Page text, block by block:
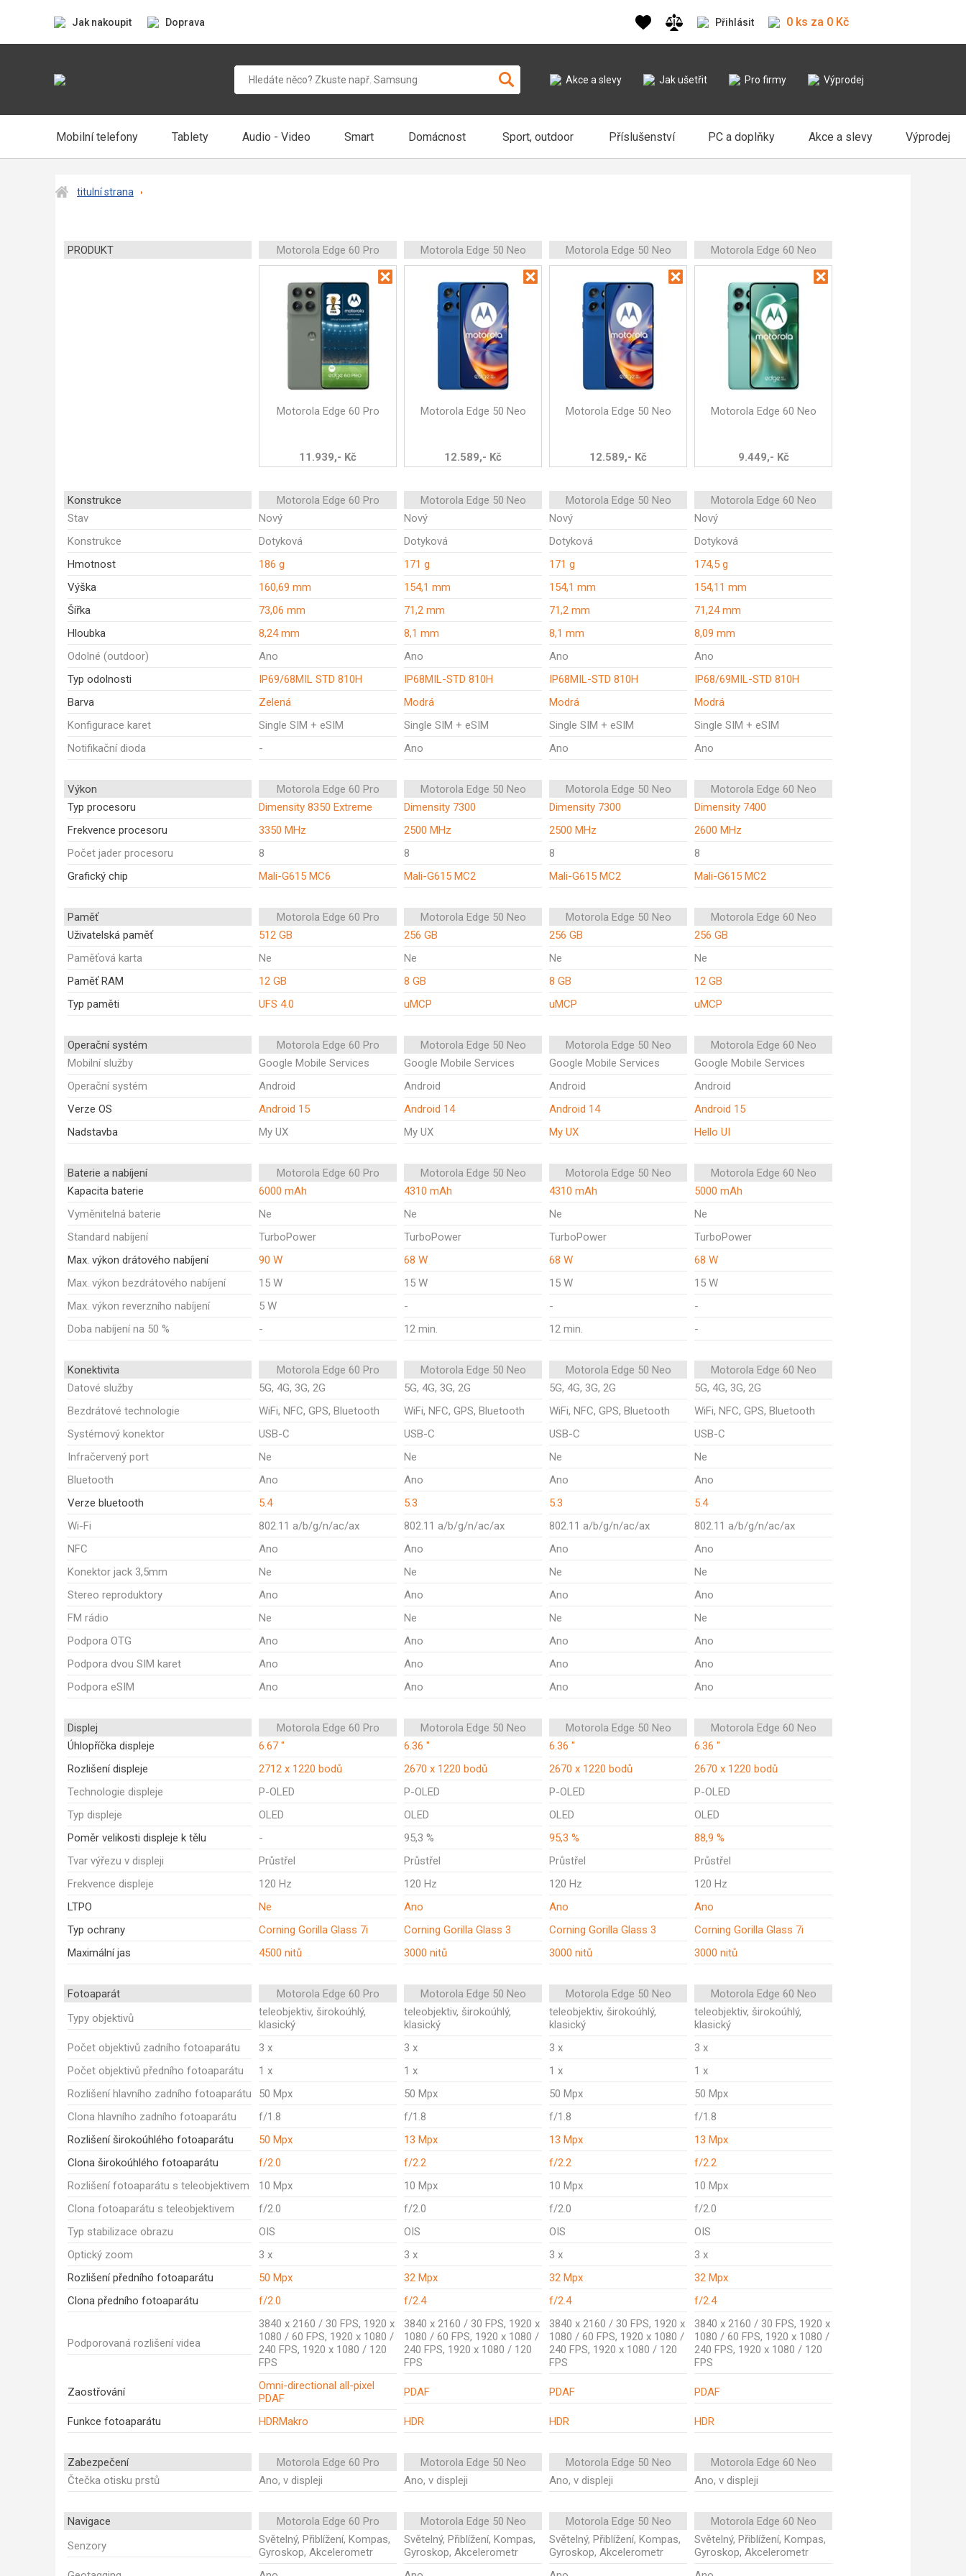
Jak nakoupit Doprava Přihlásit 0 ks za 0 Kč
Akce a slevy Jak ušetřit Pro firmy Výprodej
Mobilní telefony Tablety Audio - Video Smart Domácnost Sport, outdoor Příslušenství PC a doplňky Akce a slevy Výprodej
titulní strana
PRODUKT Motorola Edge 60 Pro Motorola Edge 50 Neo Motorola Edge 50 Neo Motorola Edge 60 Neo
Motorola Edge 60 Pro
11.939,- Kč
Motorola Edge 50 Neo
12.589,- Kč
Motorola Edge 50 Neo
12.589,- Kč
Motorola Edge 60 Neo
9.449,- Kč
Konstrukce Motorola Edge 60 Pro Motorola Edge 50 Neo Motorola Edge 50 Neo
Motorola Edge 60 Neo
Stav
Nový Nový Nový
Nový
Konstrukce
Dotyková Dotyková Dotyková
Dotyková
Hmotnost
186 g 171 g 171 g
174,5 g
Výška
160,69 mm 154,1 mm 154,1 mm
154,11 mm
Šířka
73,06 mm 71,2 mm 71,2 mm
71,24 mm
Hloubka
8,24 mm 8,1 mm 8,1 mm
8,09 mm
Odolné (outdoor)
Ano Ano Ano
Ano
Typ odolnosti
IP69/68MIL STD 810H IP68MIL-STD 810H IP68MIL-STD 810H
IP68/69MIL-STD 810H
Barva
Zelená Modrá Modrá
Modrá
Konfigurace karet
Single SIM + eSIM Single SIM + eSIM Single SIM + eSIM
Single SIM + eSIM
Notifikační dioda
- Ano Ano Ano
Výkon Motorola Edge 60 Pro Motorola Edge 50 Neo Motorola Edge 50 Neo
Motorola Edge 60 Neo
Typ procesoru
Dimensity 8350 Extreme Dimensity 7300 Dimensity 7300
Dimensity 7400
Frekvence procesoru
3350 MHz 2500 MHz 2500 MHz
2600 MHz
Počet jader procesoru
8 8 8
8
Grafický chip
Mali-G615 MC6 Mali-G615 MC2 Mali-G615 MC2 Mali-G615 MC2
Paměť Motorola Edge 60 Pro Motorola Edge 50 Neo Motorola Edge 50 Neo
Motorola Edge 60 Neo
Uživatelská paměť
512 GB 256 GB 256 GB
256 GB
Paměťová karta
Ne Ne Ne
Ne
Paměť RAM
12 GB 8 GB 8 GB
12 GB
Typ paměti
UFS 4.0 uMCP uMCP uMCP
Operační systém Motorola Edge 60 Pro Motorola Edge 50 Neo Motorola Edge 50 Neo
Motorola Edge 60 Neo
Mobilní služby
Google Mobile Services Google Mobile Services Google Mobile Services
Google Mobile Services
Operační systém
Android Android Android
Android
Verze OS
Android 15 Android 14 Android 14
Android 15
Nadstavba
My UX My UX My UX Hello UI
Baterie a nabíjení Motorola Edge 60 Pro Motorola Edge 50 Neo Motorola Edge 50 Neo
Motorola Edge 60 Neo
Kapacita baterie
6000 mAh 4310 mAh 4310 mAh
5000 mAh
Vyměnitelná baterie
Ne Ne Ne
Ne
Standard nabíjení
TurboPower TurboPower TurboPower
TurboPower
Max. výkon drátového nabíjení
90 W 68 W 68 W
68 W
Max. výkon bezdrátového nabíjení
15 W 15 W 15 W
15 W
Max. výkon reverzního nabíjení
5 W - -
-
Doba nabíjení na 50 %
- 12 min. 12 min. -
Konektivita Motorola Edge 60 Pro Motorola Edge 50 Neo Motorola Edge 50 Neo
Motorola Edge 60 Neo
Datové služby
5G, 4G, 3G, 2G 5G, 4G, 3G, 2G 5G, 4G, 3G, 2G
5G, 4G, 3G, 2G
Bezdrátové technologie
WiFi, NFC, GPS, Bluetooth WiFi, NFC, GPS, Bluetooth WiFi, NFC, GPS, Bluetooth
WiFi, NFC, GPS, Bluetooth
Systémový konektor
USB-C USB-C USB-C
USB-C
Infračervený port
Ne Ne Ne
Ne
Bluetooth
Ano Ano Ano
Ano
Verze bluetooth
5.4 5.3 5.3
5.4
Wi-Fi
802.11 a/b/g/n/ac/ax 802.11 a/b/g/n/ac/ax 802.11 a/b/g/n/ac/ax
802.11 a/b/g/n/ac/ax
NFC
Ano Ano Ano
Ano
Konektor jack 3,5mm
Ne Ne Ne
Ne
Stereo reproduktory
Ano Ano Ano
Ano
FM rádio
Ne Ne Ne
Ne
Podpora OTG
Ano Ano Ano
Ano
Podpora dvou SIM karet
Ano Ano Ano
Ano
Podpora eSIM
Ano Ano Ano Ano
Displej Motorola Edge 60 Pro Motorola Edge 50 Neo Motorola Edge 50 Neo
Motorola Edge 60 Neo
Úhlopříčka displeje
6.67 " 6.36 " 6.36 "
6.36 "
Rozlišení displeje
2712 x 1220 bodů 2670 x 1220 bodů 2670 x 1220 bodů
2670 x 1220 bodů
Technologie displeje
P-OLED P-OLED P-OLED
P-OLED
Typ displeje
OLED OLED OLED
OLED
Poměr velikosti displeje k tělu
- 95,3 % 95,3 %
88,9 %
Tvar výřezu v displeji
Průstřel Průstřel Průstřel
Průstřel
Frekvence displeje
120 Hz 120 Hz 120 Hz
120 Hz
LTPO
Ne Ano Ano
Ano
Typ ochrany
Corning Gorilla Glass 7i Corning Gorilla Glass 3 Corning Gorilla Glass 3
Corning Gorilla Glass 7i
Maximální jas
4500 nitů 3000 nitů 3000 nitů 3000 nitů
Fotoaparát Motorola Edge 60 Pro Motorola Edge 50 Neo Motorola Edge 50 Neo
Motorola Edge 60 Neo
Typy objektivů
teleobjektiv, širokoúhlý,
klasický
teleobjektiv, širokoúhlý,
klasický
teleobjektiv, širokoúhlý,
klasický
teleobjektiv, širokoúhlý,
klasický
Počet objektivů zadního fotoaparátu
3 x 3 x 3 x
3 x
Počet objektivů předního fotoaparátu
1 x 1 x 1 x
1 x
Rozlišení hlavního zadního fotoaparátu
50 Mpx 50 Mpx 50 Mpx
50 Mpx
Clona hlavního zadního fotoaparátu
f/1.8 f/1.8 f/1.8
f/1.8
Rozlišení širokoúhlého fotoaparátu
50 Mpx 13 Mpx 13 Mpx
13 Mpx
Clona širokoúhlého fotoaparátu
f/2.0 f/2.2 f/2.2
f/2.2
Rozlišení fotoaparátu s teleobjektivem
10 Mpx 10 Mpx 10 Mpx
10 Mpx
Clona fotoaparátu s teleobjektivem
f/2.0 f/2.0 f/2.0
f/2.0
Typ stabilizace obrazu
OIS OIS OIS
OIS
Optický zoom
3 x 3 x 3 x
3 x
Rozlišení předního fotoaparátu
50 Mpx 32 Mpx 32 Mpx
32 Mpx
Clona předního fotoaparátu
f/2.0 f/2.4 f/2.4 f/2.4
Podporovaná rozlišení videa
3840 x 2160 / 30 FPS, 1920 x
1080 / 60 FPS, 1920 x 1080 /
240 FPS, 1920 x 1080 / 120
FPS
3840 x 2160 / 30 FPS, 1920 x
1080 / 60 FPS, 1920 x 1080 /
240 FPS, 1920 x 1080 / 120
FPS
3840 x 2160 / 30 FPS, 1920 x
1080 / 60 FPS, 1920 x 1080 /
240 FPS, 1920 x 1080 / 120
FPS
3840 x 2160 / 30 FPS, 1920 x
1080 / 60 FPS, 1920 x 1080 /
240 FPS, 1920 x 1080 / 120
FPS
Zaostřování
Omni-directional all-pixel
PDAF
PDAF PDAF PDAF
Funkce fotoaparátu HDRMakro HDR HDR HDR
Zabezpečení Motorola Edge 60 Pro Motorola Edge 50 Neo Motorola Edge 50 Neo
Motorola Edge 60 Neo
Čtečka otisku prstů
Ano, v displeji Ano, v displeji Ano, v displeji Ano, v displeji
Navigace Motorola Edge 60 Pro Motorola Edge 50 Neo Motorola Edge 50 Neo
Motorola Edge 60 Neo
Senzory
Světelný, Přiblížení, Kompas,
Gyroskop, Akcelerometr
Světelný, Přiblížení, Kompas,
Gyroskop, Akcelerometr
Světelný, Přiblížení, Kompas,
Gyroskop, Akcelerometr
Světelný, Přiblížení, Kompas,
Gyroskop, Akcelerometr